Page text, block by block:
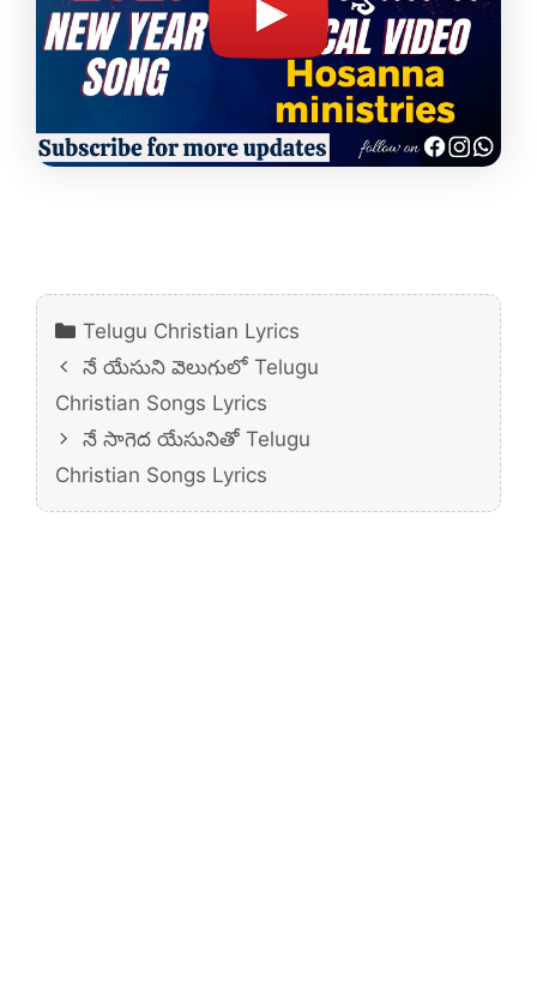
Categories
Telugu Christian Lyrics
నే యేసుని వెలుగులో Telugu
Christian Songs Lyrics
నే సాగెద యేసునితో Telugu
Christian Songs Lyrics